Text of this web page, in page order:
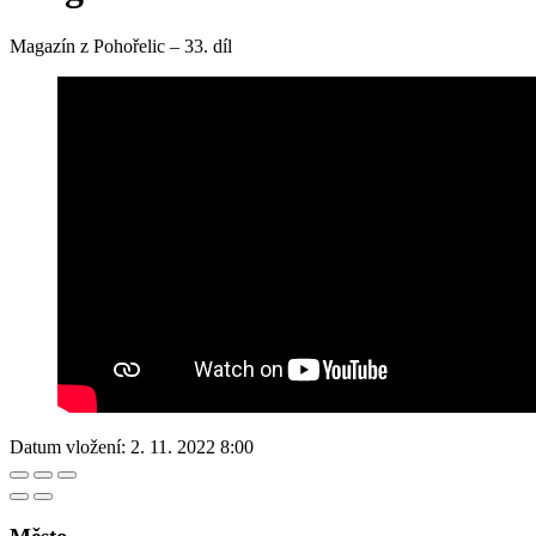
Magazín z Pohořelic – 33. díl
Datum vložení: 2. 11. 2022 8:00